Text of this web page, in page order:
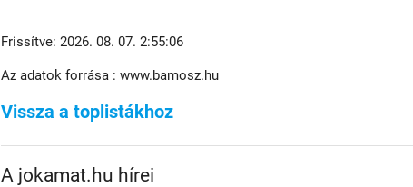
Frissítve: 2026. 08. 07. 2:55:06
Az adatok forrása : www.bamosz.hu
Vissza a toplistákhoz
A jokamat.hu hírei